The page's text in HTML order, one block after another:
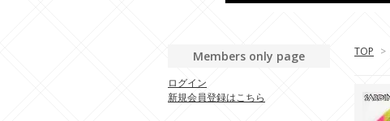
TOP >
Members only page
ログイン
新規会員登録はこちら